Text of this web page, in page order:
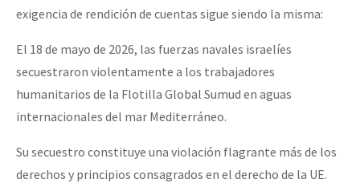
exigencia de rendición de cuentas sigue siendo la misma:
El 18 de mayo de 2026, las fuerzas navales israelíes
secuestraron violentamente a los trabajadores
humanitarios de la Flotilla Global Sumud en aguas
internacionales del mar Mediterráneo.
Su secuestro constituye una violación flagrante más de los
derechos y principios consagrados en el derecho de la UE.